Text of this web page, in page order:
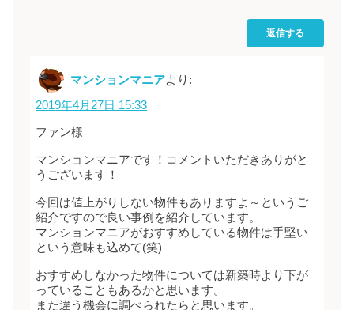
返信する
マンションマニアより:
2019年4月27日 15:33
ファン様
マンションマニアです！コメントいただきありがと
うございます！
今回は値上がりしない物件もありますよ～というご
紹介ですので良い事例を紹介しています。
マンションマニアがおすすめしている物件は手堅い
という意味も込めて(笑)
おすすめしなかった物件については新築時より下が
っていることもあるかと思います。
また違う機会に調べられたらと思います。